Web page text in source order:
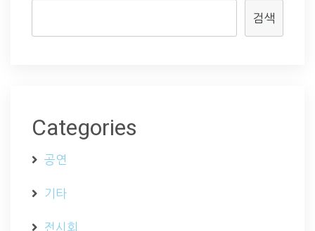
검색
Categories
공연
기타
전시회